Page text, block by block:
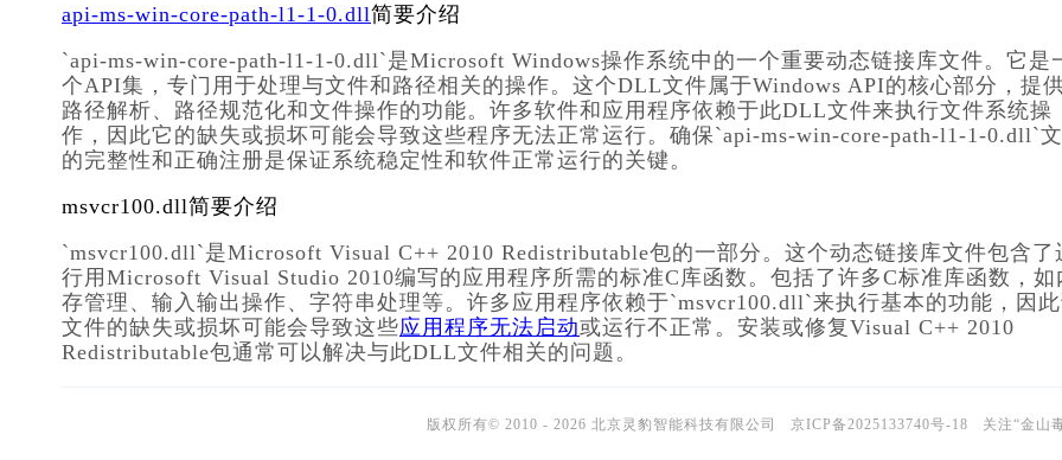
api-ms-win-core-path-l1-1-0.dll简要介绍
`api-ms-win-core-path-l1-1-0.dll`是Microsoft Windows操作系统中的一个重要动态链接库文件。它是
个API集，专门用于处理与文件和路径相关的操作。这个DLL文件属于Windows API的核心部分，提
路径解析、路径规范化和文件操作的功能。许多软件和应用程序依赖于此DLL文件来执行文件系统操
作，因此它的缺失或损坏可能会导致这些程序无法正常运行。确保`api-ms-win-core-path-l1-1-0.dll`
的完整性和正确注册是保证系统稳定性和软件正常运行的关键。
msvcr100.dll简要介绍
`msvcr100.dll`是Microsoft Visual C++ 2010 Redistributable包的一部分。这个动态链接库文件包含了
行用Microsoft Visual Studio 2010编写的应用程序所需的标准C库函数。包括了许多C标准库函数，如
存管理、输入输出操作、字符串处理等。许多应用程序依赖于`msvcr100.dll`来执行基本的功能，因
文件的缺失或损坏可能会导致这些应用程序无法启动或运行不正常。安装或修复Visual C++ 2010
Redistributable包通常可以解决与此DLL文件相关的问题。
版权所有© 2010 - 2026 北京灵豹智能科技有限公司 京ICP备2025133740号-18 关注“金山